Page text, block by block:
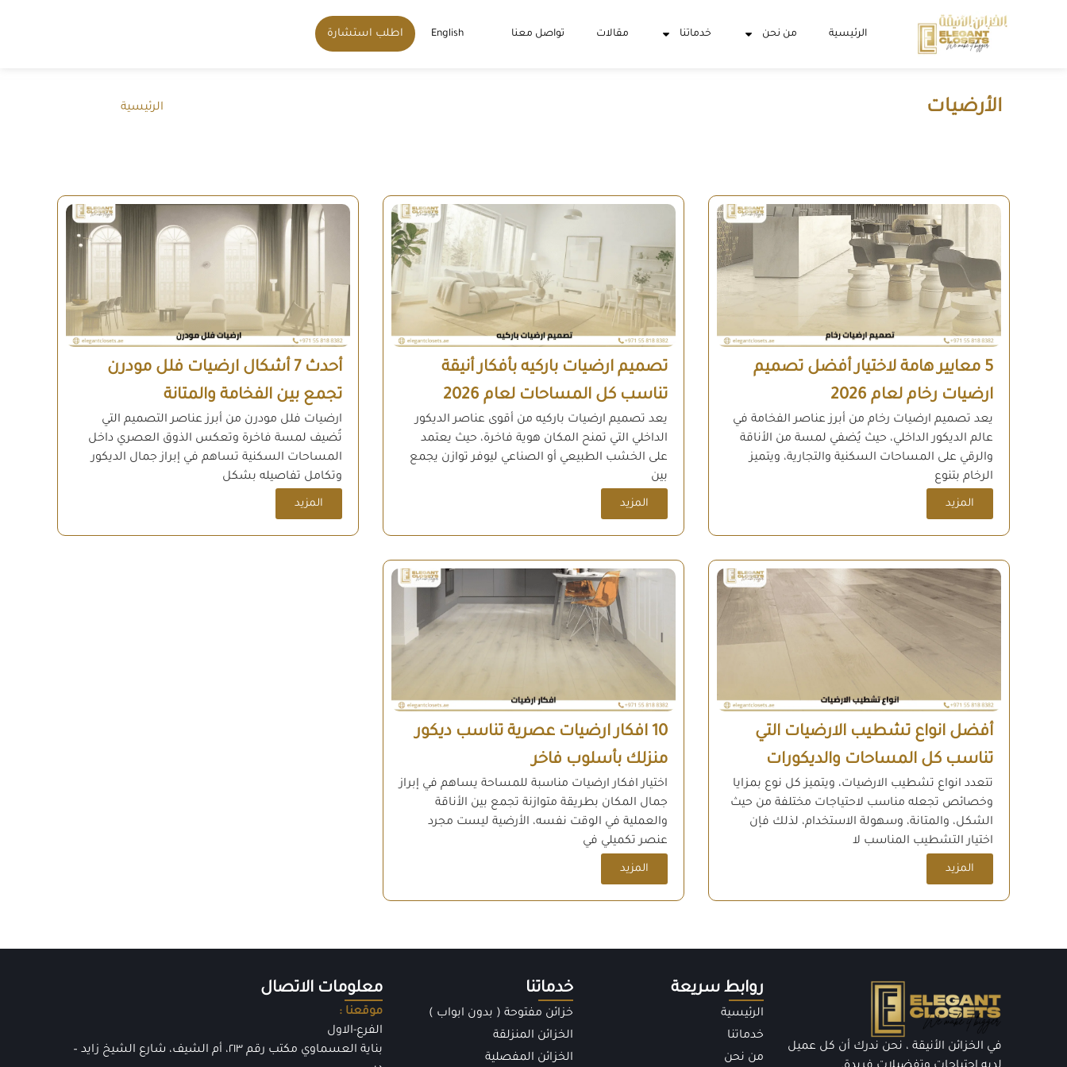
الرئيسية من نحن خدماتنا مقالات تواصل معنا English اطلب استشارة
الأرضيات الرئيسية
5 معايير هامة لاختيار أفضل تصميم
ارضيات رخام لعام 2026
يعد تصميم ارضيات رخام من أبرز عناصر الفخامة في
عالم الديكور الداخلي، حيث يُضفي لمسة من الأناقة
والرقي على المساحات السكنية والتجارية، ويتميز
الرخام بتنوع
المزيد
تصميم ارضيات باركيه بأفكار أنيقة
تناسب كل المساحات لعام 2026
يعد تصميم ارضيات باركيه من أقوى عناصر الديكور
الداخلي التي تمنح المكان هوية فاخرة، حيث يعتمد
على الخشب الطبيعي أو الصناعي ليوفر توازن يجمع
بين
المزيد
أحدث 7 أشكال ارضيات فلل مودرن
تجمع بين الفخامة والمتانة
ارضيات فلل مودرن من أبرز عناصر التصميم التي
تُضيف لمسة فاخرة وتعكس الذوق العصري داخل
المساحات السكنية تساهم في إبراز جمال الديكور
وتكامل تفاصيله بشكل
المزيد
أفضل انواع تشطيب الارضيات التي
تناسب كل المساحات والديكورات
تتعدد انواع تشطيب الارضيات، ويتميز كل نوع بمزايا
وخصائص تجعله مناسب لاحتياجات مختلفة من حيث
الشكل، والمتانة، وسهولة الاستخدام، لذلك فإن
اختيار التشطيب المناسب لا
المزيد
10 افكار ارضيات عصرية تناسب ديكور
منزلك بأسلوب فاخر
اختيار افكار ارضيات مناسبة للمساحة يساهم في إبراز
جمال المكان بطريقة متوازنة تجمع بين الأناقة
والعملية في الوقت نفسه، الأرضية ليست مجرد
عنصر تكميلي في
المزيد
في الخزائن الأنيقة ، نحن ندرك أن كل عميل
روابط سريعة
الرئيسية
خدماتنا
من نحن
خدماتنا
خزائن مفتوحة ( بدون ابواب )
الخزائن المنزلقة
الخزائن المفصلية
معلومات الاتصال
موقعنا :
الفرع-الاول
بناية العسماوي مكتب رقم ٢١٣، أم الشيف، شارع الشيخ زايد –